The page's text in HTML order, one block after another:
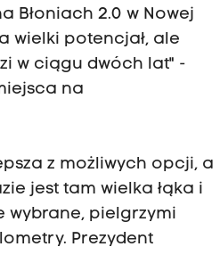
Błoniach 2.0 w Nowej
wielki potencjał, ale
w ciągu dwóch lat" -
na
z możliwych opcji, a
jest tam wielka łąka i
wybrane, pielgrzymi
Prezydent